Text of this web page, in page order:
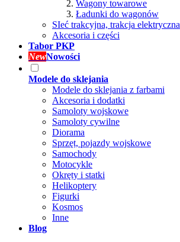
Wagony towarowe
Ładunki do wagonów
SIeć trakcyjna, trakcja elektryczna
Akcesoria i części
Tabor PKP
NewNowości
Modele do sklejania
Modele do sklejania z farbami
Akcesoria i dodatki
Samoloty wojskowe
Samoloty cywilne
Diorama
Sprzęt, pojazdy wojskowe
Samochody
Motocykle
Okręty i statki
Helikoptery
Figurki
Kosmos
Inne
Blog